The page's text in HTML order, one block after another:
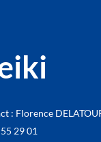
: Florence
29 01